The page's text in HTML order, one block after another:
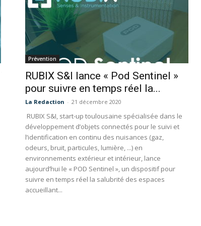
Prévention
RUBIX S&I lance « Pod Sentinel »
pour suivre en temps réel la...
La Redaction - 21 décembre 2020
RUBIX S&I, start-up toulousaine spécialisée dans le
développement d’objets connectés pour le suivi et
l’identification en continu des nuisances (gaz,
odeurs, bruit, particules, lumière, ...) en
environnements extérieur et intérieur, lance
aujourd’hui le « POD Sentinel », un dispositif pour
suivre en temps réel la salubrité des espaces
accueillant...